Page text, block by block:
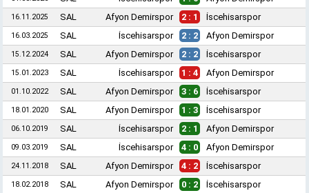
16.11.2025 SAL Afyon Demirspor 2 : 1 İscehisarspor
16.03.2025 SAL İscehisarspor 2 : 2 Afyon Demirspor
15.12.2024 SAL Afyon Demirspor 2 : 2 İscehisarspor
15.01.2023 SAL İscehisarspor 1 : 4 Afyon Demirspor
01.10.2022 SAL Afyon Demirspor 3 : 6 İscehisarspor
18.01.2020 SAL Afyon Demirspor 1 : 3 İscehisarspor
06.10.2019 SAL İscehisarspor 2 : 1 Afyon Demirspor
09.03.2019 SAL İscehisarspor 4 : 0 Afyon Demirspor
24.11.2018 SAL Afyon Demirspor 4 : 2 İscehisarspor
18.02.2018 SAL Afyon Demirspor 0 : 2 İscehisarspor